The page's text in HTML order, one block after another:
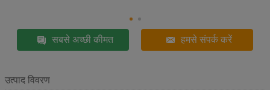
सबसे अच्छी कीमत हमसे संपर्क करें
उत्पाद विवरण